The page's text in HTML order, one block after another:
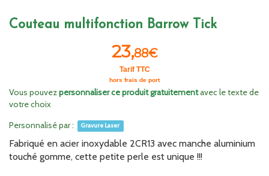
Couteau multifonction Barrow Tick
23,88€
Tarif TTC
hors frais de port
Vous pouvezpersonnaliser ce produit gratuitementavec le texte de
votre choix
Personnalisé par :
Gravure Laser
Fabriqué en acier inoxydable 2CR13 avec manche aluminium
touché gomme, cette petite perle est unique !!!